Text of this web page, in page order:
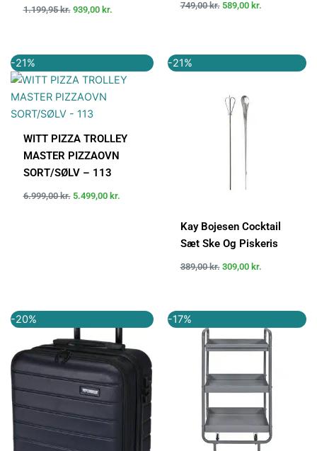
1.199,95kr. 939,00 kr. 749,00kr. 589,00 kr.
-21%
WITT PIZZA TROLLEY
MASTER PIZZAOVN
SORT/SØLV – 113
6.999,00kr.
oprindelige
pris
var:
6.999,00 kr..
5.499,00 kr.
aktuelle
pris
-21%
Kay Bojesen Cocktail
Sæt Ske Og Piskeris
389,00kr.
oprindelige
var:
389,00 kr..
309,00 kr.
aktuelle
-20%
oprindelige
pris
var:
499,00 kr..
aktuelle
pris
er:
399,00 kr..
-17%
oprindelige
pris
var:
1.199,95 kr..
aktuelle